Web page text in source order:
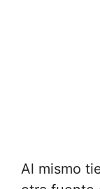
Al mismo